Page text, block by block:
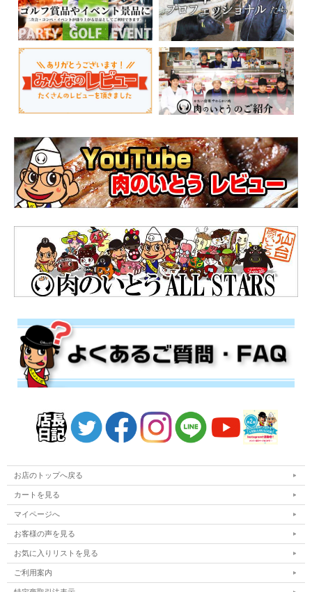
お店のトップへ戻る
カートを見る
マイページへ
お客様の声を見る
お気に入りリストを見る
ご利用案内